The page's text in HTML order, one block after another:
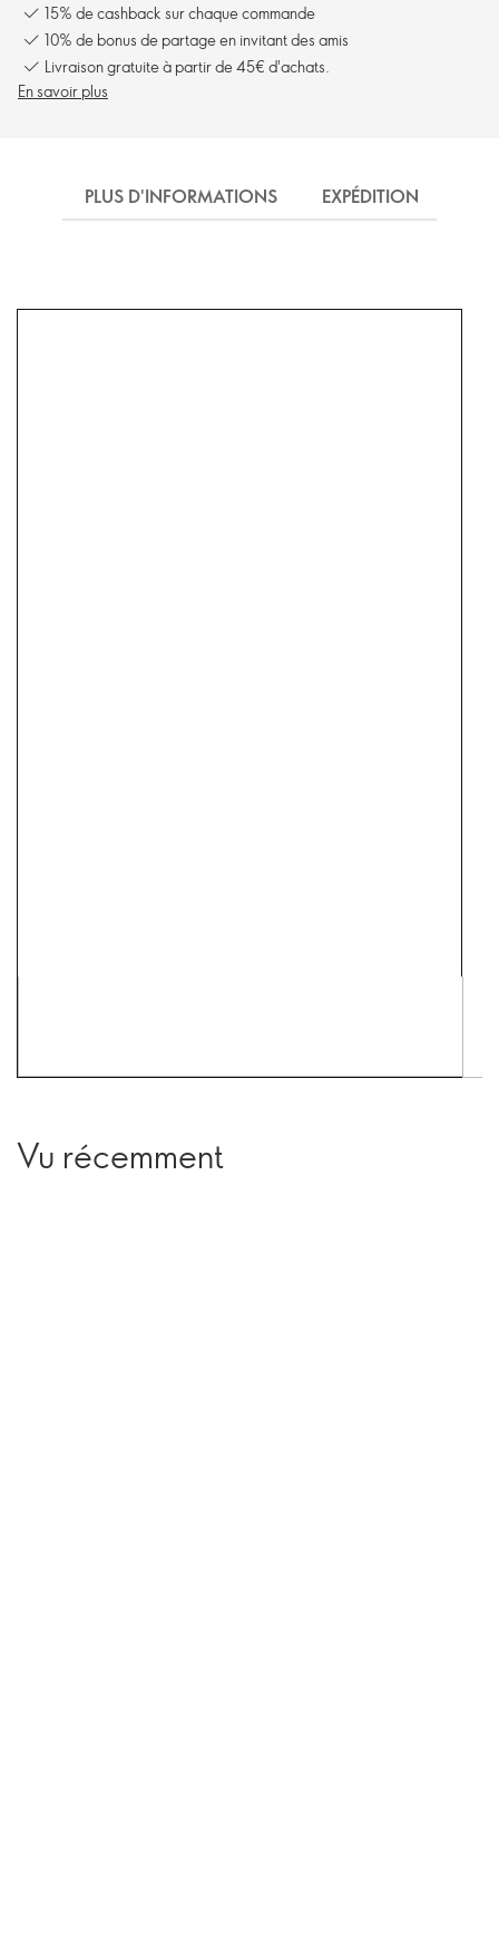
15% de cashback sur chaque commande
10% de bonus de partage en invitant des amis
Livraison gratuite à partir de 45€ d'achats.
En savoir plus
PLUS D'INFORMATIONS EXPÉDITION
Vu récemment